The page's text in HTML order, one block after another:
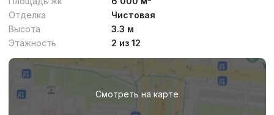
Отделка
Чистовая
Высота
3.3 м
Этажность
2 из 12
Смотреть на карте